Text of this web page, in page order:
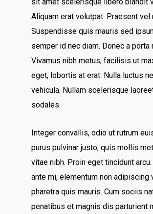
Aliquam erat volutpat. Praesent vel
Suspendisse quis mauris sed
semper id nec diam. Donec a porta
Vivamus nibh metus, facilisis ut
eget, lobortis at erat. Nulla luctus
vehicula. Nullam scelerisque
sodales.
Integer convallis, odio ut rutrum
purus pulvinar justo, quis mollis
vitae nibh. Proin eget tincidunt
ante mi, elementum non adipiscing
pharetra quis mauris. Cum sociis
penatibus et magnis dis parturient